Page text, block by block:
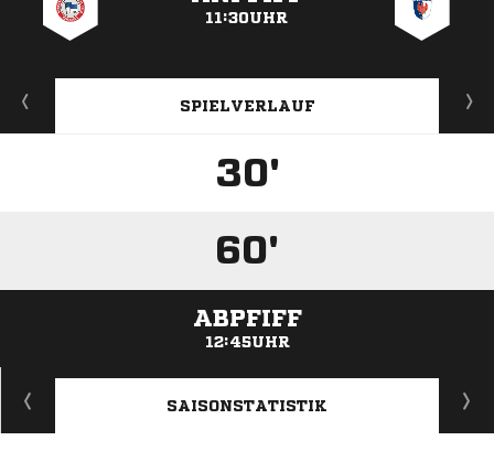
11:30UHR
SPIELVERLAUF
30'
60'
ABPFIFF
12:45UHR
ANZEIGE
SAISONSTATISTIK